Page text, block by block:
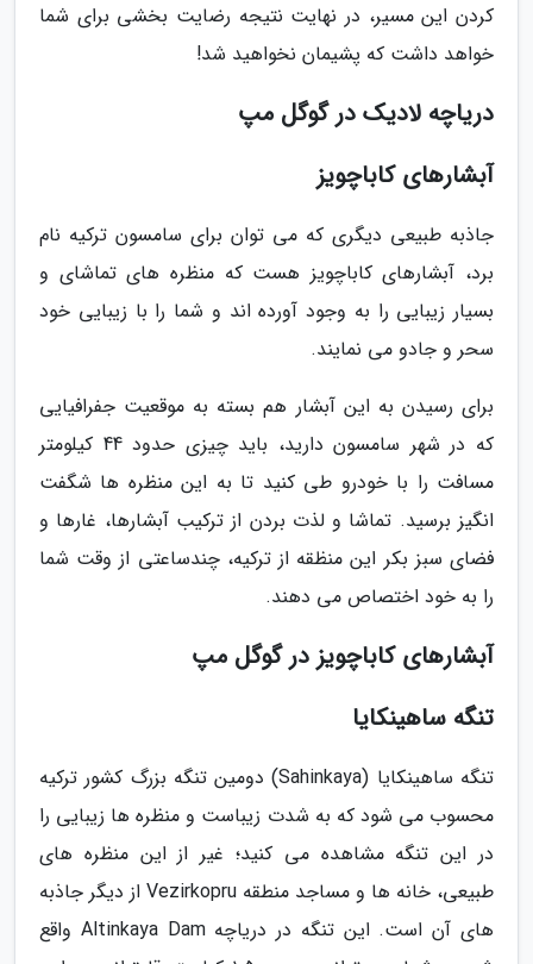
کردن این مسیر، در نهایت نتیجه رضایت بخشی برای شما
خواهد داشت که پشیمان نخواهید شد!
دریاچه لادیک در گوگل مپ
آبشارهای کاباچویز
جاذبه طبیعی دیگری که می توان برای سامسون ترکیه نام
برد، آبشارهای کاباچویز هست که منظره های تماشای و
بسیار زیبایی را به وجود آورده اند و شما را با زیبایی خود
سحر و جادو می نمایند.
برای رسیدن به این آبشار هم بسته به موقعیت جفرافیایی
که در شهر سامسون دارید، باید چیزی حدود 44 کیلومتر
مسافت را با خودرو طی کنید تا به این منظره ها شگفت
انگیز برسید. تماشا و لذت بردن از ترکیب آبشارها، غارها و
فضای سبز بکر این منظقه از ترکیه، چندساعتی از وقت شما
را به خود اختصاص می دهند.
آبشارهای کاباچویز در گوگل مپ
تنگه ساهینکایا
تنگه ساهینکایا (Sahinkaya) دومین تنگه بزرگ کشور ترکیه
محسوب می شود که به شدت زیباست و منظره ها زیبایی را
در این تنگه مشاهده می کنید؛ غیر از این منظره های
طبیعی، خانه ها و مساجد منطقه Vezirkopru از دیگر جاذبه
های آن است. این تنگه در دریاچه Altinkaya Dam واقع